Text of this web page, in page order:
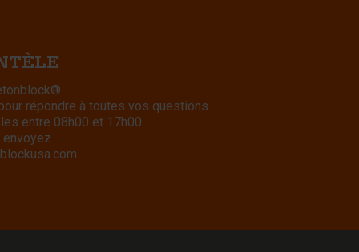
répondre à toutes vos questions.
entre 08h00 et 17h00
envoyez